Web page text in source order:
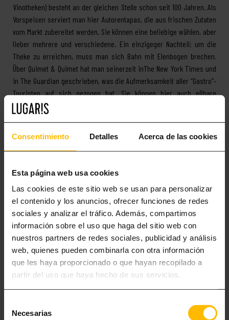
Consentimiento Detalles Acerca de las cookies
Esta página web usa cookies
Las cookies de este sitio web se usan para personalizar
el contenido y los anuncios, ofrecer funciones de redes
sociales y analizar el tráfico. Además, compartimos
información sobre el uso que haga del sitio web con
nuestros partners de redes sociales, publicidad y análisis
web, quienes pueden combinarla con otra información
que les haya proporcionado o que hayan recopilado a
partir del uso que haya hecho de sus servicios.
Necesarias
Vinotheken) besteht an der gleichen Stelle schon seit 100 Jahren. Als
Vorspeisen serviert man hier Autorentapas, die aus frischen Zutaten
vom Markt zubereitet werden. Sie können eine beliebige wählen, aber
lieber mehrere und verschiedene. Ein einzigeger Nachteil: um die
Theke zu erreichen, muss man sich Bahn mit Elenbogen brechen.
Über Quimet & Quimet hat man seinerzeit inThe New York Times und
in The Guardian geschrieben, was die Aufmerksamkeit aller “Gastro”-
Touristen auf sich gezogen hat. Sie können hier auch eßbare
Souveniers kaufen, denn die Bar funktioniert auch als Verkaufsstelle
der gastronomischen Leckerbissen.
Adresse: Carrer del Poeta Cabanyes, 25
Tel: +34 934 42 31 42
Nächste Station: Paral•lel
JAI-CA
Eine klassische spanische Tapas-Bar: Marmortische, Holzstühle, eine
lange Theke und eine kleine Terrasse. Hierher kommt man, um Tapas
mit Meeresfrüchten: Muscheln in Tomatensoße, Tintenfische,
Oktopuse auf Galizische Art, Garnelen und klassische Tapas in der Art
von Patatas Bravas (Bratkartoffeln mit Aliolisoße) und Kroketten zu
probieren. Alles schmeckt vorzüglich, und was noch ganz angenehm
ist – ziemlich preisgünstig: mit Alkohol durchschnittlich etwa 15 Euro